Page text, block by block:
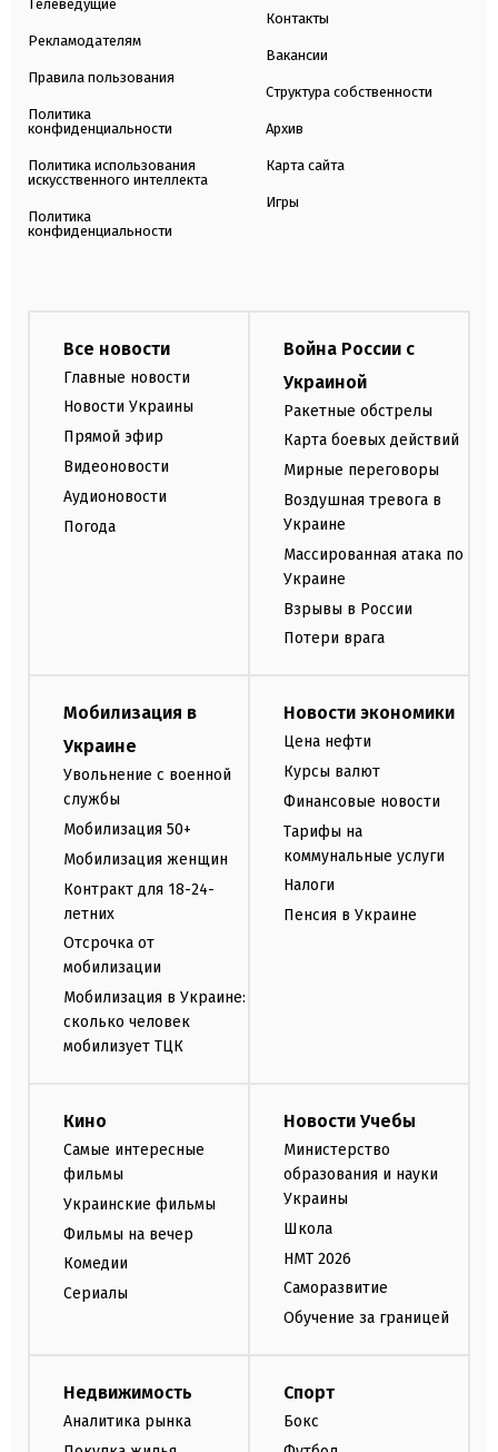
Телеведущие
Рекламодателям
Правила пользования
Политика
конфиденциальности
Политика использования
искусственного интеллекта
Политика
конфиденциальности
Контакты
Вакансии
Структура собственности
Архив
Карта сайта
Игры
Все новости
Главные новости
Новости Украины
Прямой эфир
Видеоновости
Аудионовости
Погода
Война России с
Украиной
Ракетные обстрелы
Карта боевых действий
Мирные переговоры
Воздушная тревога в
Украине
Массированная атака по
Украине
Взрывы в России
Потери врага
Мобилизация в
Украине
Увольнение с военной
службы
Мобилизация 50+
Мобилизация женщин
Контракт для 18-24-
летних
Отсрочка от
мобилизации
Мобилизация в Украине:
сколько человек
мобилизует ТЦК
Новости экономики
Цена нефти
Курсы валют
Финансовые новости
Тарифы на
коммунальные услуги
Налоги
Пенсия в Украине
Кино
Самые интересные
фильмы
Украинские фильмы
Фильмы на вечер
Комедии
Сериалы
Новости Учебы
Министерство
образования и науки
Украины
Школа
НМТ 2026
Саморазвитие
Обучение за границей
Недвижимость
Аналитика рынка
Спорт
Бокс